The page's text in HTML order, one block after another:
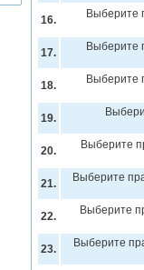
16. Выберите
17. Выберите
18. Выберите
19.
20. Выберите
21. Выберите
22. Выберите
23. Выберите